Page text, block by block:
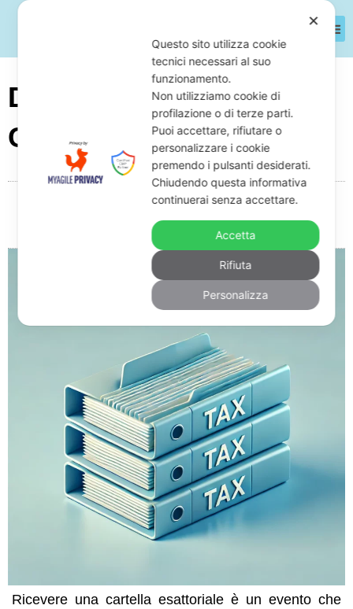
Dove Si Vedono Le
Cartelle Esattoriali
Giuseppe Monardo Marzo 14, 2025
15:04
Nessun commento
Ricevere una cartella esattoriale è un evento che
✕
Questo sito utilizza cookie
tecnici necessari al suo
funzionamento.
Non utilizziamo cookie di
profilazione o di terze parti.
Puoi accettare, rifiutare o
personalizzare i cookie
premendo i pulsanti desiderati.
Chiudendo questa informativa
continuerai senza accettare.
Accetta
Rifiuta
Personalizza